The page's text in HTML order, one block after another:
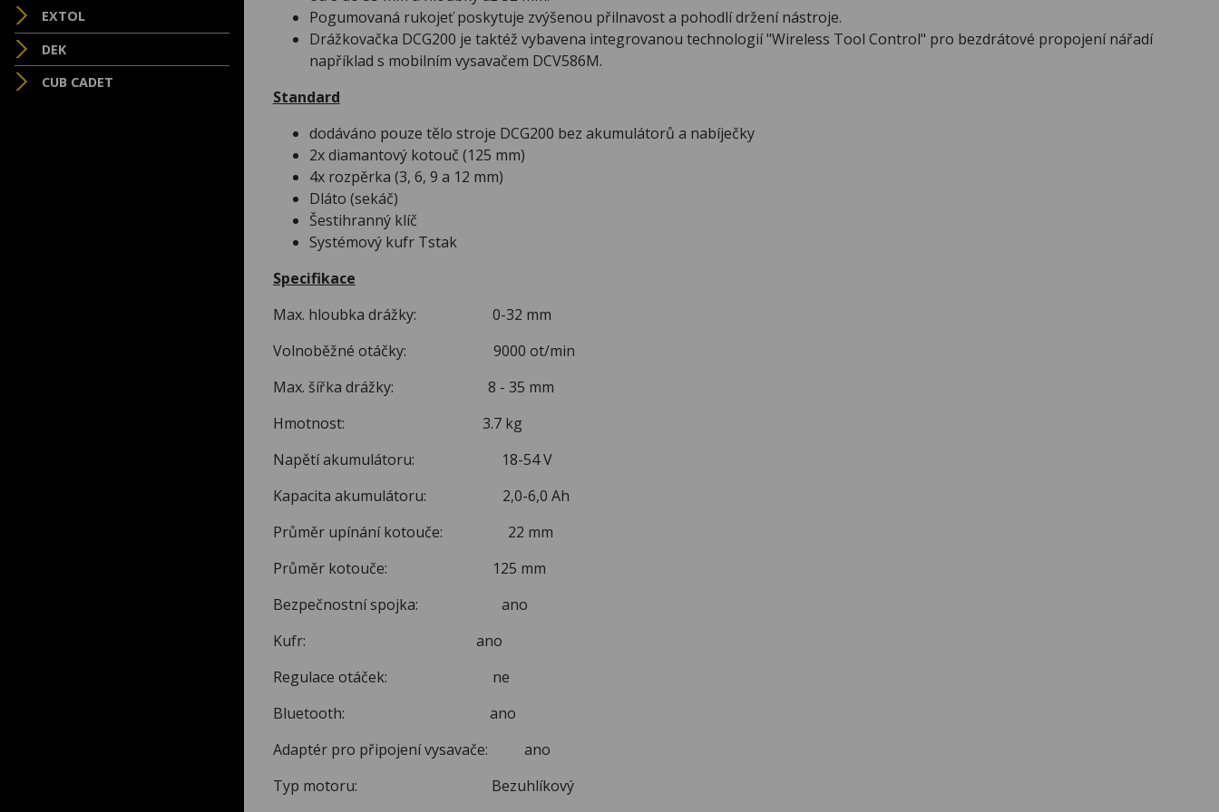
EXTOL
DEK
CUB CADET
Pogumovaná rukojeť poskytuje zvýšenou přilnavost a pohodlí držení nástroje.
Drážkovačka DCG200 je taktéž vybavena integrovanou technologií "Wireless Tool Control" pro bezdrátové propojení nářadí
například s mobilním vysavačem DCV586M.
Standard
dodáváno pouze tělo stroje DCG200 bez akumulátorů a nabíječky
2x diamantový kotouč (125 mm)
4x rozpěrka (3, 6, 9 a 12 mm)
Dláto (sekáč)
Šestihranný klíč
Systémový kufr Tstak
Specifikace
Max. hloubka drážky: 0-32 mm
Volnoběžné otáčky: 9000 ot/min
Max. šířka drážky: 8 - 35 mm
Hmotnost: 3.7 kg
Napětí akumulátoru: 18-54 V
Kapacita akumulátoru: 2,0-6,0 Ah
Průměr upínání kotouče: 22 mm
Průměr kotouče: 125 mm
Bezpečnostní spojka: ano
Kufr: ano
Regulace otáček: ne
Bluetooth: ano
Adaptér pro připojení vysavače: ano
Typ motoru: Bezuhlíkový